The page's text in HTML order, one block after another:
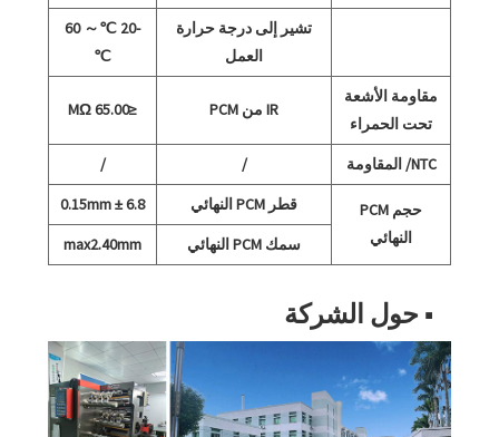
تشير إلى درجة حرارة
العمل
-20 ℃～ 60
℃
مقاومة الأشعة
تحت الحمراء
IR من PCM ≤65.00 MΩ
NTC/ المقاومة /
/
حجم PCM
النهائي
قطر PCM النهائي
6.8 ± 0.15mm
سمك PCM النهائي
max2.40mm
■ حول الشركة